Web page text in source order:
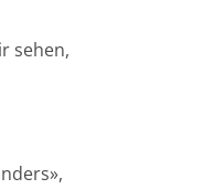
sehen,